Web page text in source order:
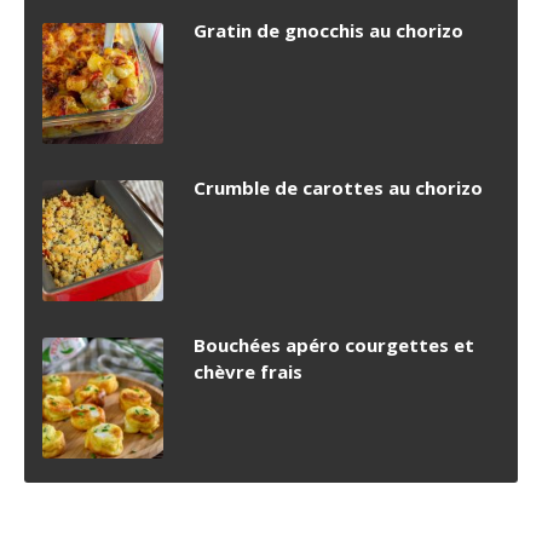
Gratin de gnocchis au chorizo
Crumble de carottes au chorizo
Bouchées apéro courgettes et
chèvre frais